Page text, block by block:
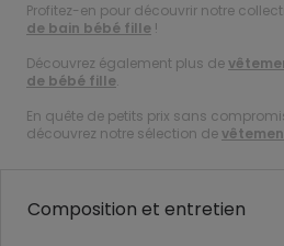
Profitez-en pour découvrir notre
de bain bébé fille !
Découvrez également plus de
de bébé fille.
En quête de petits prix sans
découvrez notre sélection de
Composition et entretien